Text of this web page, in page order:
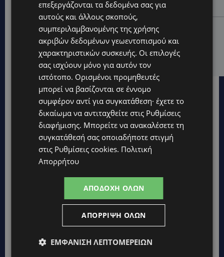
επισκέπτες
LIFESTYLE
ΕΛΕΝΑ ΠΑΠΑΔΟΠΟΥΛΟΥ: Από τη σκηνή στην
Αντιπροεδρία του ΘΟΚ – «Μεγάλη τιμή και μεγάλη
ευθύνη»
Topics
επεξεργάζονται τα δεδομένα σας για
αυτούς και άλλους σκοπούς,
συμπεριλαμβανομένης της χρήσης
ακριβών δεδομένων γεωεντοπισμού και
χαρακτηριστικών συσκευής. Οι επιλογές
σας ισχύουν μόνο για αυτόν τον
ιστότοπο. Ορισμένοι προμηθευτές
μπορεί να βασίζονται σε έννομο
συμφέρον αντί για συγκατάθεση· έχετε το
δικαίωμα να αντιταχθείτε στις Ρυθμίσεις
διαφήμισης. Μπορείτε να ανακαλέσετε τη
συγκατάθεσή σας οποιαδήποτε στιγμή
στις Ρυθμίσεις cookies. Πολιτική
Απορρήτου
ΑΠΟΔΟΧΉ ΌΛΩΝ
ΑΠΌΡΡΙΨΗ ΌΛΩΝ
ΕΜΦΆΝΙΣΗ ΛΕΠΤΟΜΕΡΕΙΏΝ